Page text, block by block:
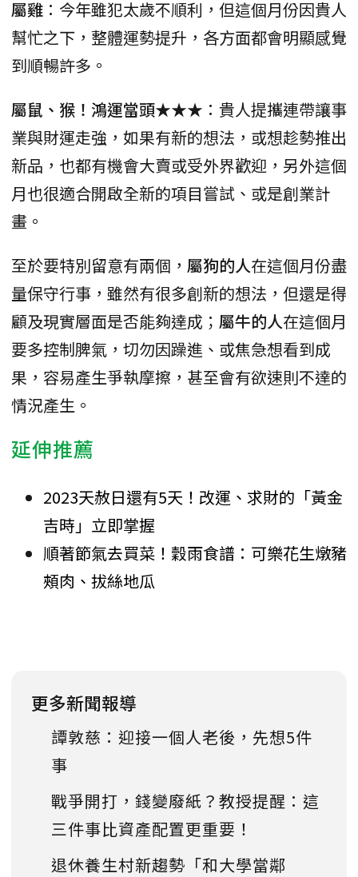
屬雞 ：今年雖犯太歲不順利，但這個月份因貴人
幫忙之下，整體運勢提升，各方面都會明顯感覺
到順暢許多。
屬鼠、猴！鴻運當頭★★★ ：貴人提攜連帶讓事
業與財運走強，如果有新的想法，或想趁勢推出
新品，也都有機會大賣或受外界歡迎，另外這個
月也很適合開啟全新的項目嘗試、或是創業計
畫。
至於要特別留意有兩個， 屬狗的人在這個月份盡
量保守行事，雖然有很多創新的想法，但還是得
顧及現實層面是否能夠達成； 屬牛的人在這個月
要多控制脾氣，切勿因躁進、或焦急想看到成
果，容易產生爭執摩擦，甚至會有欲速則不達的
情況產生。
延伸推薦
2023天赦日還有5天！改運、求財的「黃金
吉時」立即掌握
順著節氣去買菜！穀雨食譜：可樂花生燉豬
頰肉、拔絲地瓜
更多新聞報導
譚敦慈：迎接一個人老後，先想5件
事
戰爭開打，錢變廢紙？教授提醒：這
三件事比資產配置更重要！
退休養生村新趨勢「和大學當鄰